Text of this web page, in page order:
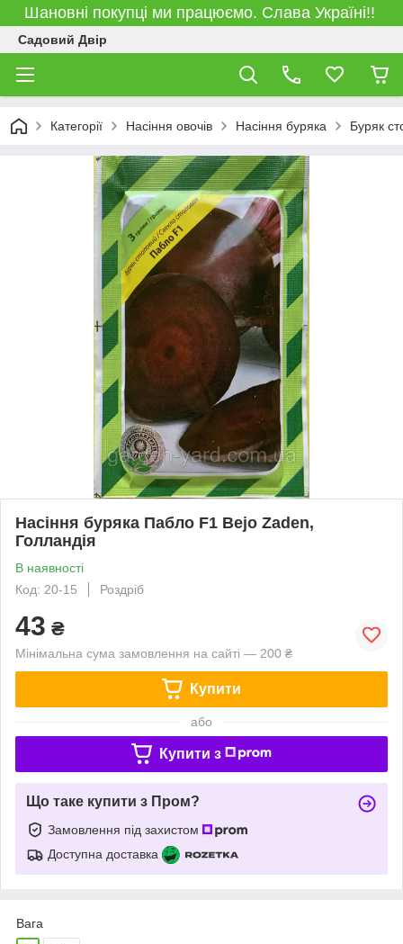
Шановні покупці ми працюємо. Слава Україні!!
Садовий Двір
Категорії Насіння овочів Насіння буряка Буряк
Насіння буряка Пабло F1 Bejo Zaden,
Голландія
В наявності
Код: 20-15
Роздріб
43 ₴
Мінімальна сума замовлення на сайті — 200 ₴
Купити
або
Купити з
Що таке купити з Пром?
Замовлення під захистом
Доступна доставка
Вага